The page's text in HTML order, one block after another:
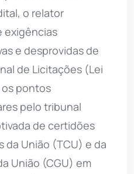
o relator
exigências
e desprovidas de
de Licitações (Lei
os pontos
pelo tribunal
de certidões
da União (TCU) e da
União (CGU) em